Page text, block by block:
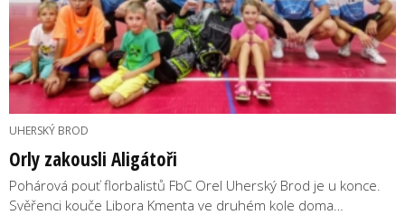
UHERSKÝ BROD
Orly zakousli Aligátoři
Pohárová pouť florbalistů FbC Orel Uherský Brod je u konce.
Svěřenci kouče Libora Kmenta ve druhém kole doma…